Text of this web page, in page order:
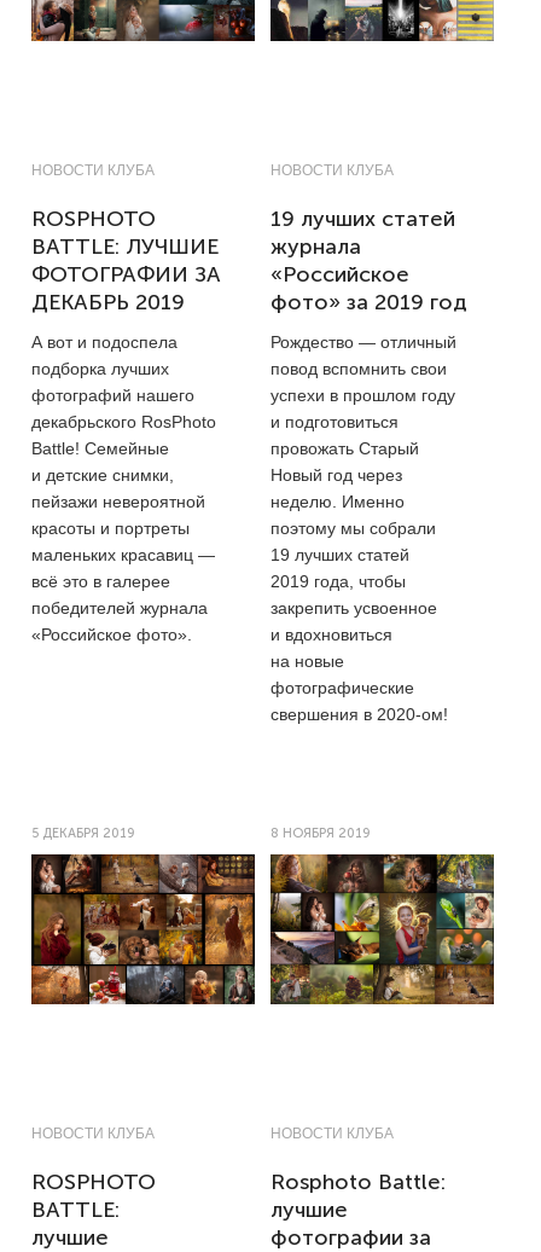
НОВОСТИ КЛУБА
ROSPHOTO
BATTLE: ЛУЧШИЕ
ФОТОГРАФИИ ЗА
ДЕКАБРЬ 2019
А вот и подоспела
подборка лучших
фотографий нашего
декабрьского RosPhoto
Battle! Семейные
и детские снимки,
пейзажи невероятной
красоты и портреты
маленьких красавиц —
всё это в галерее
победителей журнала
«Российское фото».
НОВОСТИ КЛУБА
19 лучших статей
журнала
«Российское
фото» за 2019 год
Рождество — отличный
повод вспомнить свои
успехи в прошлом году
и подготовиться
провожать Старый
Новый год через
неделю. Именно
поэтому мы собрали
19 лучших статей
2019 года, чтобы
закрепить усвоенное
и вдохновиться
на новые
фотографические
свершения в 2020-ом!
5 ДЕКАБРЯ 2019
НОВОСТИ КЛУБА
ROSPHOTO
BATTLE:
лучшие
8 НОЯБРЯ 2019
НОВОСТИ КЛУБА
Rosphoto Battle:
лучшие
фотографии за